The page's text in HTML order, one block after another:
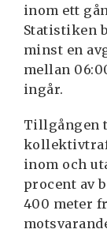
inom ett
Statistiken
minst en
mellan
ingår.
Tillgången
inom och
procent av
400 meter